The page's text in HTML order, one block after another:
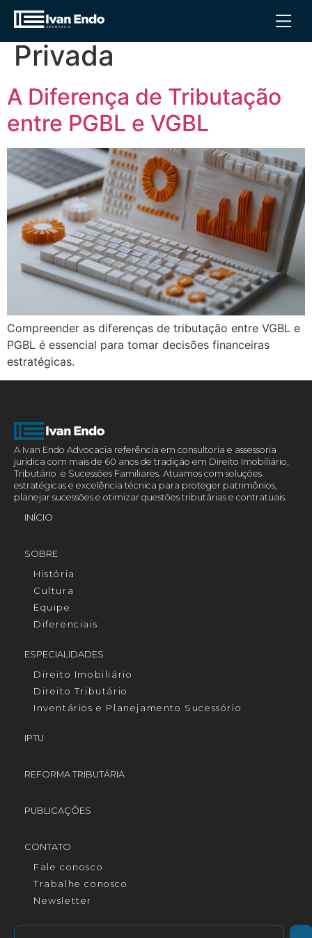
Tag:Previdência
Privada
A Diferença de Tributação
entre PGBL e VGBL
Compreender as diferenças de tributação entre VGBL e
PGBL é essencial para tomar decisões financeiras
estratégicas.
A Ivan Endo Advocacia referência em consultoria e assessoria
jurídica com mais de 60 anos de tradição em Direito Imobiliário,
Tributário e Sucessões Familiares. Atuamos com soluções
estratégicas e excelência técnica para proteger patrimônios,
planejar sucessões e otimizar questões tributárias e contratuais.
INÍCIO
SOBRE
História
Cultura
Equipe
Diferenciais
ESPECIALIDADES
Direito Imobiliário
Direito Tributário
Inventários e Planejamento Sucessório
IPTU
REFORMA TRIBUTÁRIA
PUBLICAÇÕES
CONTATO
Fale conosco
Trabalhe conosco
Newsletter